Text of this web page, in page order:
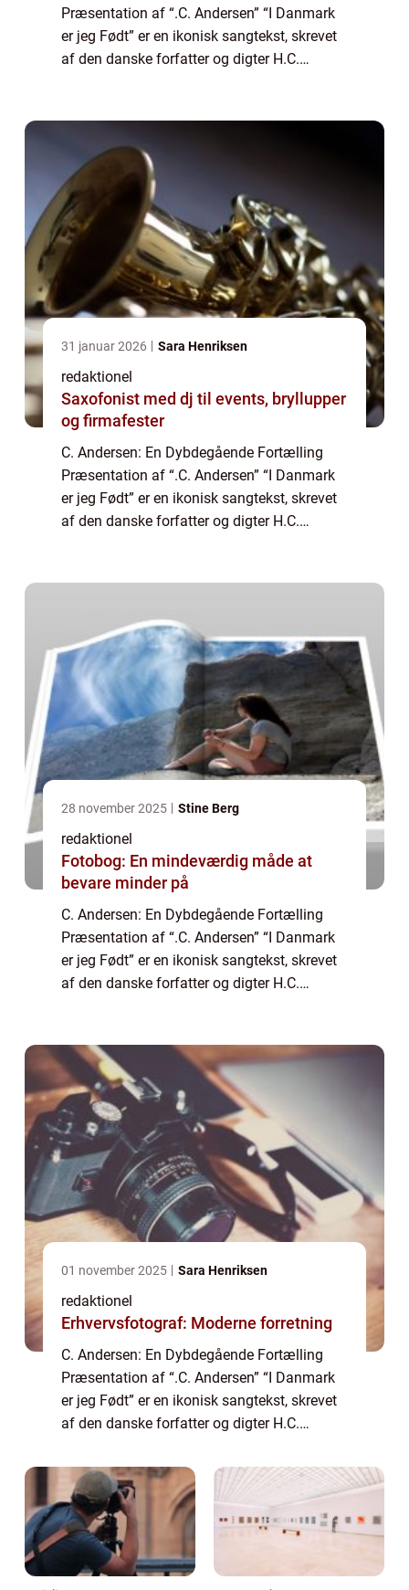
Præsentation af “.C. Andersen” “I Danmark
er jeg Født” er en ikonisk sangtekst, skrevet
af den danske forfatter og digter H.C.
31 januar 2026 Sara Henriksen
redaktionel
Saxofonist med dj til events, bryllupper
og firmafester
C. Andersen: En Dybdegående Fortælling
Præsentation af “.C. Andersen” “I Danmark
er jeg Født” er en ikonisk sangtekst, skrevet
af den danske forfatter og digter H.C.
28 november 2025 Stine Berg
redaktionel
Fotobog: En mindeværdig måde at
bevare minder på
C. Andersen: En Dybdegående Fortælling
Præsentation af “.C. Andersen” “I Danmark
er jeg Født” er en ikonisk sangtekst, skrevet
af den danske forfatter og digter H.C.
01 november 2025 Sara Henriksen
redaktionel
Erhvervsfotograf: Moderne forretning
C. Andersen: En Dybdegående Fortælling
Præsentation af “.C. Andersen” “I Danmark
er jeg Født” er en ikonisk sangtekst, skrevet
af den danske forfatter og digter H.C.
Sangen er et af de ...